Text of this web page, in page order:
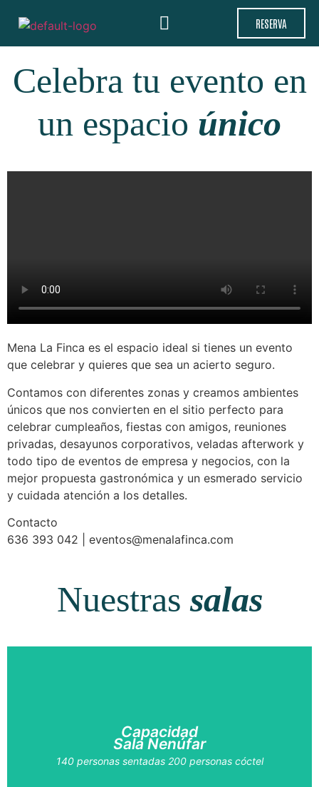
RESERVA
Celebra tu evento en
un espacio único
Mena La Finca es el espacio ideal si tienes un evento
que celebrar y quieres que sea un acierto seguro.
Contamos con diferentes zonas y creamos ambientes
únicos que nos convierten en el sitio perfecto para
celebrar cumpleaños, fiestas con amigos, reuniones
privadas, desayunos corporativos, veladas afterwork y
todo tipo de eventos de empresa y negocios, con la
mejor propuesta gastronómica y un esmerado servicio
y cuidada atención a los detalles.
Contacto
636 393 042 | eventos@menalafinca.com
Nuestras salas
Sala Nenúfar
Capacidad
140 personas sentadas 200 personas cóctel